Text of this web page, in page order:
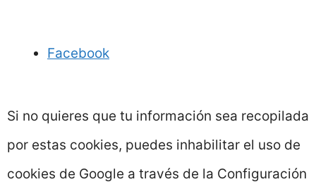
Facebook
Si no quieres que tu información sea recopilada
por estas cookies, puedes inhabilitar el uso de
cookies de Google a través de la Configuración